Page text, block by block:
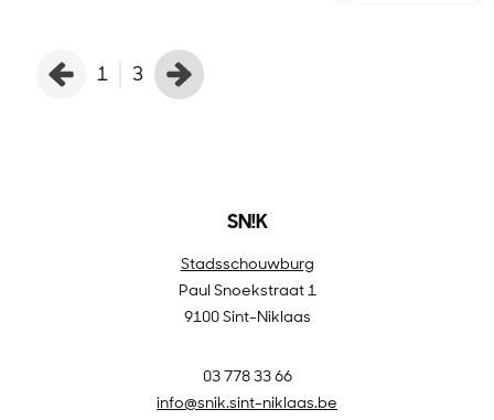
1 3
SN!K
Stadsschouwburg
Paul Snoekstraat 1
9100 Sint-Niklaas
03 778 33 66
info@snik.sint-niklaas.be